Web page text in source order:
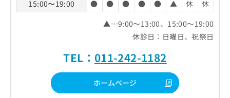
15:00〜19:00
● ● ● ● ● ▲ 休
休
▲…9:00～13:00、15:00～19:00
休診日：日曜日、祝祭日
TEL： 011-242-1182
ホームページ